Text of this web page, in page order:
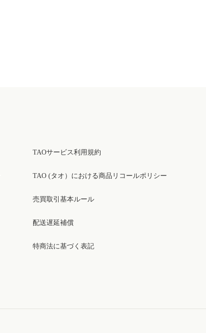
TAOサービス利用規約
TAO (タオ）における商品リコールポリシー
売買取引基本ルール
配送遅延補償
特商法に基づく表記